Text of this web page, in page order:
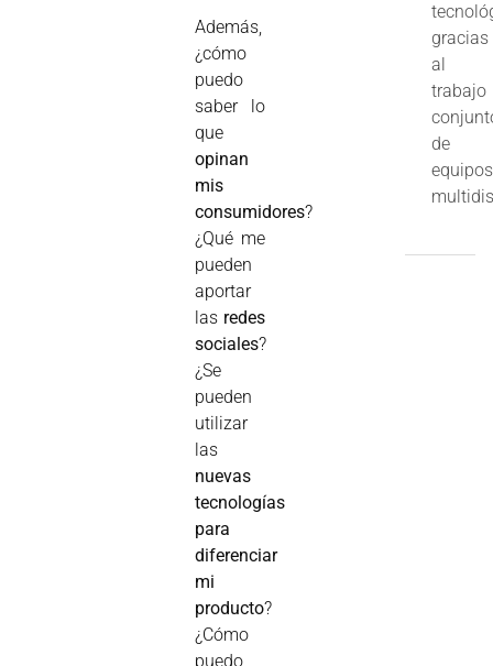
Además,
¿cómo
puedo
saber lo
que
opinan
mis
consumidores?
¿Qué me
pueden
aportar
las redes
sociales?
¿Se
pueden
utilizar
las
nuevas
tecnologías
para
diferenciar
mi
producto?
¿Cómo
puedo
gracias
al
trabajo
de
equipos